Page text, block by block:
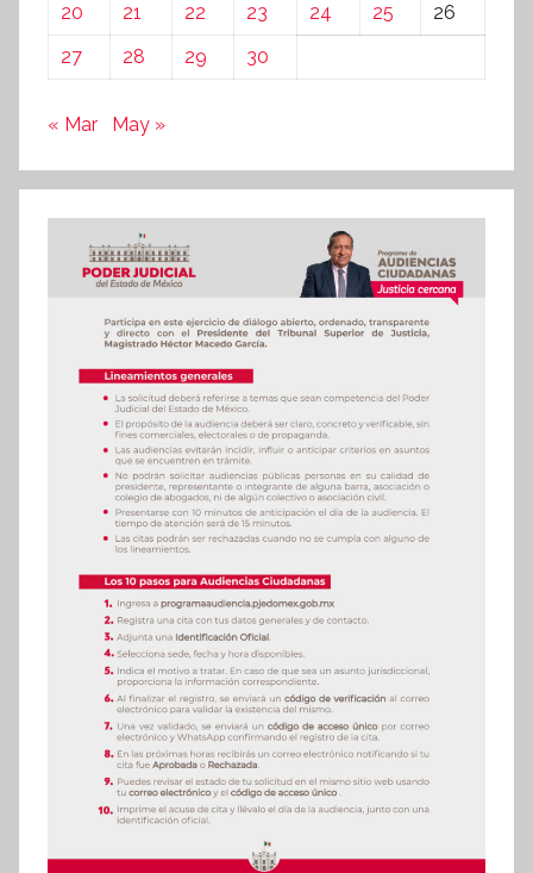
20
21 22 23 24 25
26
27
28 29 30
« Mar May »